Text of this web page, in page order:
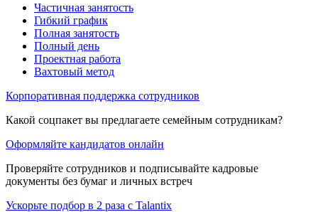
Частичная занятость
Гибкий график
Полная занятость
Полный день
Проектная работа
Вахтовый метод
Корпоративная поддержка сотрудников
Какой соцпакет вы предлагаете семейным сотрудникам?
Оформляйте кандидатов онлайн
Проверяйте сотрудников и подписывайте кадровые
документы без бумаг и личных встреч
Ускорьте подбор в 2 раза с Talantix